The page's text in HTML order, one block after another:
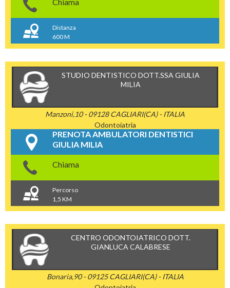
Distanza
600 M
STUDIO DENTISTICO DOTT.SSA GIULIA
MILIA
Manzoni,10 - 09128 CAGLIARI(CA) - ITALIA
Odontoiatria
PRENOTA AMBULATORI DENTISTICI
GIULIA MILIA
Chiama
Percorso
1,5 KM
CENTRO ODONTOIATRICO DOTT.
GIANLUCA CALABRESE
Bonaria,90 - 09125 CAGLIARI(CA) - ITALIA